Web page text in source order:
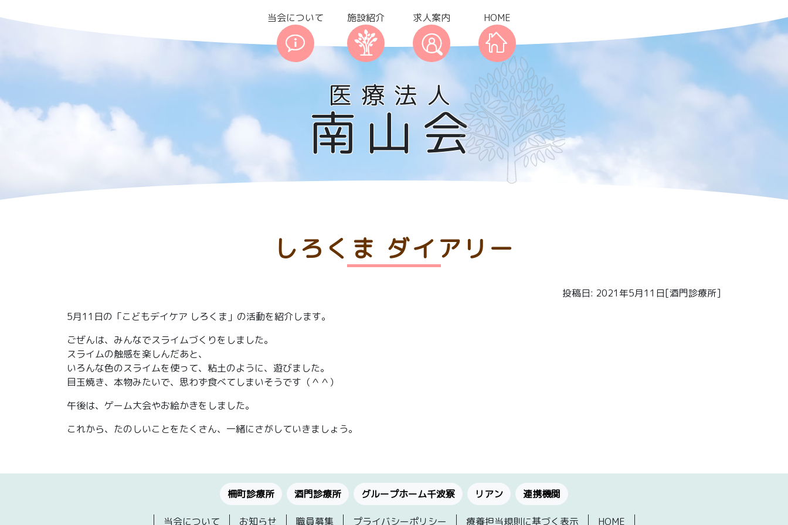
当会について 施設紹介 求人案内 HOME
医療法人
南山会
しろくま ダイアリー
投稿日: 2021年5月11日[酒門診療所]
5月11日の「こどもデイケア しろくま」の活動を紹介します。
ごぜんは、みんなでスライムづくりをしました。
スライムの触感を楽しんだあと、
いろんな色のスライムを使って、粘土のように、遊びました。
目玉焼き、本物みたいで、思わず食べてしまいそうです（＾＾）
午後は、ゲーム大会やお絵かきをしました。
これから、たのしいことをたくさん、一緒にさがしていきましょう。
柵町診療所 酒門診療所 グループホーム千波寮 リアン 連携機関
当会について お知らせ 職員募集 プライバシーポリシー 療養担当規則に基づく表示 HOME